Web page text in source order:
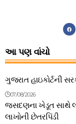
આ પણ વાંચો
ગુજરાત હાઇકોર્ટની
07/08/2026
જસદણના ખેડૂત સાથે
લાખોની છેતરપિંડી